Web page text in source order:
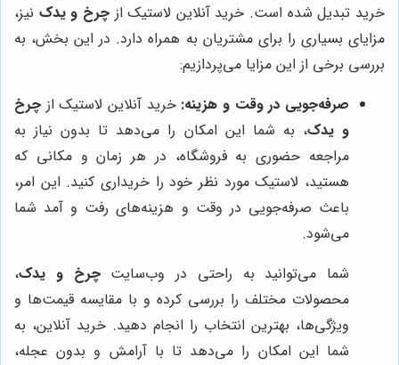
خرید تبدیل شده است. خرید آنلاین لاستیک ازچرخ و یدک نیز،
مزایای بسیاری را برای مشتریان به همراه دارد. در این بخش، به
بررسی برخی از این مزایا می‌پردازیم:
صرفه‌جویی در وقت و هزینه: خرید آنلاین لاستیک از چرخ
و یدک، به شما این امکان را می‌دهد تا بدون نیاز به
مراجعه حضوری به فروشگاه، در هر زمان و مکانی که
هستید، لاستیک مورد نظر خود را خریداری کنید. این امر،
باعث صرفه‌جویی در وقت و هزینه‌های رفت و آمد شما
می‌شود.
شما می‌توانید به راحتی در وب‌سایتچرخ و یدک،
محصولات مختلف را بررسی کرده و با مقایسه قیمت‌ها و
ویژگی‌ها، بهترین انتخاب را انجام دهید. خرید آنلاین، به
شما این امکان را می‌دهد تا با آرامش و بدون عجله،